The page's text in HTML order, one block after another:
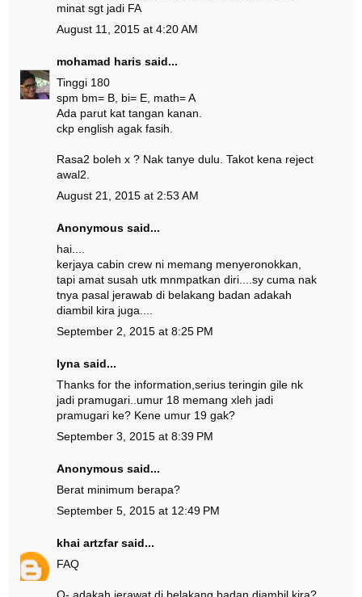
minat sgt jadi FA
August 11, 2015 at 4:20 AM
mohamad haris said...
Tinggi 180
spm bm= B, bi= E, math= A
Ada parut kat tangan kanan.
ckp english agak fasih.
Rasa2 boleh x ? Nak tanye dulu. Takot kena reject
awal2.
August 21, 2015 at 2:53 AM
Anonymous said...
hai....
kerjaya cabin crew ni memang menyeronokkan,
tapi amat susah utk mnmpatkan diri....sy cuma nak
tnya pasal jerawab di belakang badan adakah
diambil kira juga....
September 2, 2015 at 8:25 PM
lyna said...
Thanks for the information,serius teringin gile nk
jadi pramugari..umur 18 memang xleh jadi
pramugari ke? Kene umur 19 gak?
September 3, 2015 at 8:39 PM
Anonymous said...
Berat minimum berapa?
September 5, 2015 at 12:49 PM
khai artzfarsaid...
FAQ